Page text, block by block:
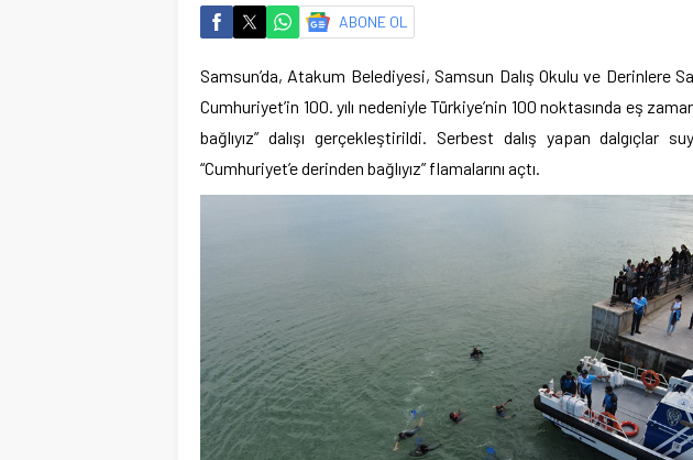
ABONE OL
Samsun’da, Atakum Belediyesi, Samsun Dalış Okulu ve Derinlere
Cumhuriyet’in 100. yılı nedeniyle Türkiye’nin 100 noktasında eş
bağlıyız” dalışı gerçekleştirildi. Serbest dalış yapan dalgıçlar
“Cumhuriyet’e derinden bağlıyız” flamalarını açtı.